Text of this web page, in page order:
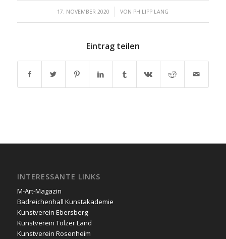
17. NOVEMBER 2020
/ VON PHILIPP LANG
Eintrag teilen
INTERESSANTE LINKS
M-Art-Magazin
Badreichenhall Kunstakademie
Kunstverein Ebersberg
Kunstverein Tölzer Land
Kunstverein Rosenheim